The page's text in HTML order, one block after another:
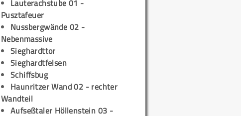
Lauterachstube 01 -
Pusztafeuer
Nussbergwände 02 -
Nebenmassive
Sieghardttor
Sieghardtfelsen
Schiffsbug
Haunritzer Wand 02 - rechter
Wandteil
Aufseßtaler Höllenstein 03 -